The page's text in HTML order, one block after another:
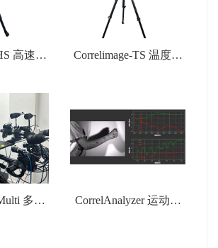
高速动
Correlimage-TS 温度场
多相
CorrelAnalyzer 运动分